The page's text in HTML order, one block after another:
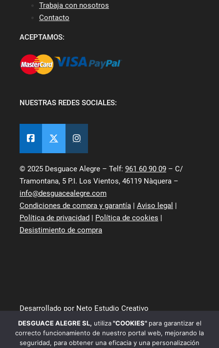
Trabaja con nosotros
Contacto
ACEPTAMOS:
NUESTRAS REDES SOCIALES:
© 2025 Desguace Alegre – Telf: 961 60 90 09 – C/
Tramontana, 5 P.I. Los Vientos, 46119 Nàquera –
info@desguacealegre.com
Condiciones de compra y garantía | Aviso legal |
Política de privacidad | Política de cookies |
Desistimiento de compra
Desarrollado por Neto Estudio Creativo
DESGUACE ALEGRE SL, utiliza"COOKIES" para garantizar el
correcto funcionamiento de nuestro portal web, mejorando la
seguridad, para obtener una eficacia y una personalización